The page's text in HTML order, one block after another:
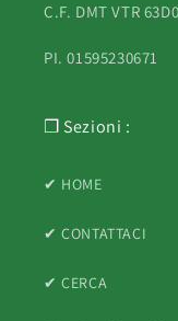
C.F. DMT VTR
PI. 01595230671
❐ Sezioni :
✔ HOME
✔ CONTATTACI
✔ CERCA